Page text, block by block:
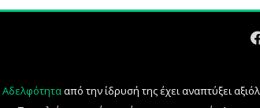
Αδελφότητααπό την ίδρυσή της έχει αναπτύξει